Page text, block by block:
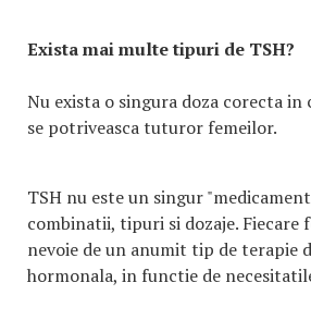
Exista mai multe tipuri de TSH?
Nu exista o singura doza corecta in
se potriveasca tuturor femeilor.
TSH nu este un singur
combinatii, tipuri si dozaje. Fiecare
nevoie de un anumit tip de terapie
hormonala, in functie de